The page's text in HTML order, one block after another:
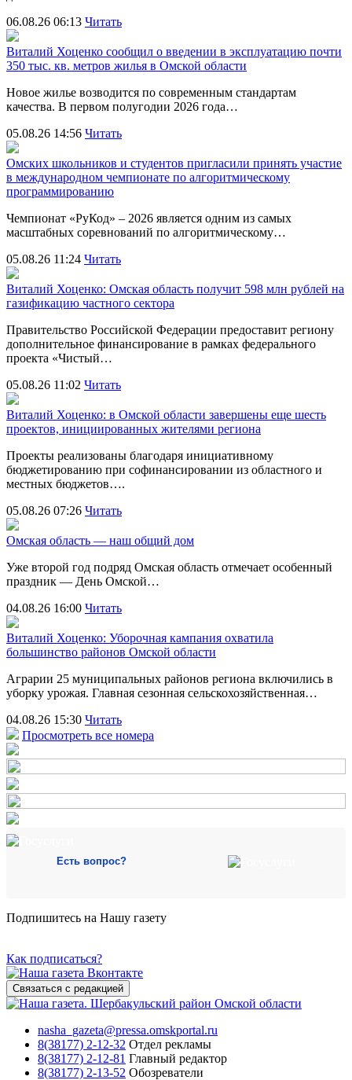
06.08.26 06:13 Читать
Виталий Хоценко сообщил о введении в эксплуатацию почти
350 тыс. кв. метров жилья в Омской области
Новое жилье возводится по современным стандартам
качества. В первом полугодии 2026 года…
05.08.26 14:56 Читать
Омских школьников и студентов пригласили принять участие
в международном чемпионате по алгоритмическому
программированию
Чемпионат «РуКод» – 2026 является одним из самых
масштабных соревнований по алгоритмическому…
05.08.26 11:24 Читать
Виталий Хоценко: Омская область получит 598 млн рублей на
газификацию частного сектора
Правительство Российской Федерации предоставит региону
дополнительное финансирование в рамках федерального
проекта «Чистый…
05.08.26 11:02 Читать
Виталий Хоценко: в Омской области завершены еще шесть
проектов, инициированных жителями региона
Проекты реализованы благодаря инициативному
бюджетированию при софинансировании из областного и
местных бюджетов….
05.08.26 07:26 Читать
Омская область — наш общий дом
Уже второй год подряд Омская область отмечает особенный
праздник — День Омской…
04.08.26 16:00 Читать
Виталий Хоценко: Уборочная кампания охватила
большинство районов Омской области
Аграрии 25 муниципальных районов региона включились в
уборку урожая. Главная сезонная сельскохозяйственная…
04.08.26 15:30 Читать
Просмотреть все номера
Есть вопрос?
Подпишитесь на Нашу газету
Как подписаться?
Связаться с редакцией
nasha_gazeta@pressa.omskportal.ru
8(38177) 2-12-32 Отдел рекламы
8(38177) 2-12-81 Главный редактор
8(38177) 2-13-52 Обозреватели